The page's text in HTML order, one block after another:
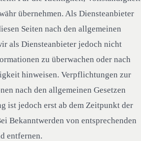
übernehmen. Als Diensteanbieter
Seiten nach den allgemeinen
als Diensteanbieter jedoch nicht
zu überwachen oder nach
hinweisen. Verpflichtungen zur
nach den allgemeinen Gesetzen
ist jedoch erst ab dem Zeitpunkt der
Bekanntwerden von entsprechenden
entfernen.